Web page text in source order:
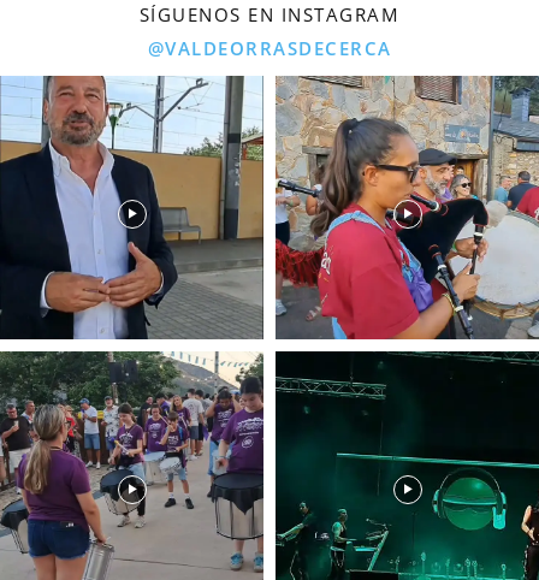
SÍGUENOS EN INSTAGRAM
@VALDEORRASDECERCA